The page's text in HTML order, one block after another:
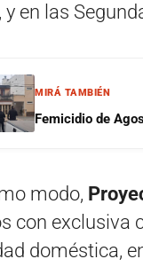
y en las
MIRÁ TAMBIÉN
Femicidio de
modo,
con exclusiva
doméstica,